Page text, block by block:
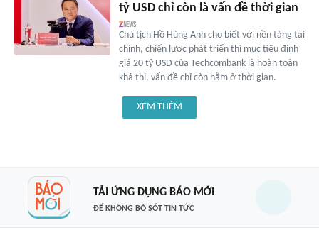
tỷ USD chỉ còn là vấn đề thời gian
Chủ tịch Hồ Hùng Anh cho biết với nền tảng tài
chính, chiến lược phát triển thì mục tiêu định
giá 20 tỷ USD của Techcombank là hoàn toàn
khả thi, vấn đề chỉ còn nằm ở thời gian.
XEM THÊM
TẢI ỨNG DỤNG BÁO MỚI
ĐỂ KHÔNG BỎ SÓT TIN TỨC